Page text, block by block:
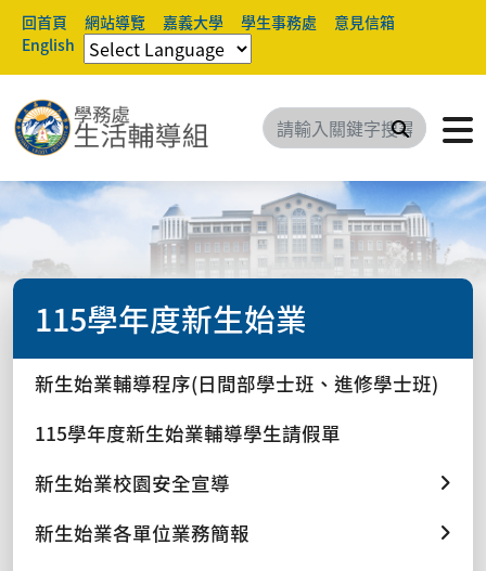
回首頁 網站導覽 嘉義大學 學生事務處
意見信箱
English
搜尋
115學年度新生始業
新生始業輔導程序(日間部學士班、進修學士班)
115學年度新生始業輔導學生請假單
新生始業校園安全宣導
新生始業各單位業務簡報